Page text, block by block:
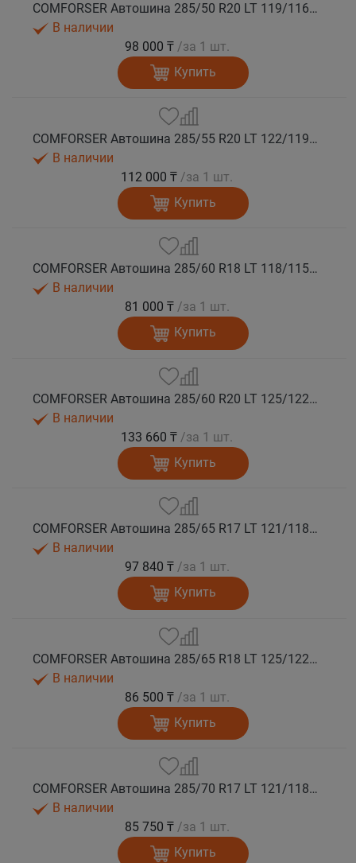
COMFORSER Автошина 285/50 R20 LT 119/116S CF1100 10PR RWL лето
В наличии
98 000 ₸ /за 1 шт.
Купить
COMFORSER Автошина 285/55 R20 LT 122/119S CF1100 10PR RWL лето
В наличии
112 000 ₸ /за 1 шт.
Купить
COMFORSER Автошина 285/60 R18 LT 118/115S CF1100 8PR RWL лето
В наличии
81 000 ₸ /за 1 шт.
Купить
COMFORSER Автошина 285/60 R20 LT 125/122S CF1100 10PR RWL лето
В наличии
133 660 ₸ /за 1 шт.
Купить
COMFORSER Автошина 285/65 R17 LT 121/118S CF1100 10PR RWL лето
В наличии
97 840 ₸ /за 1 шт.
Купить
COMFORSER Автошина 285/65 R18 LT 125/122S CF1100 10PR RWL лето
В наличии
86 500 ₸ /за 1 шт.
Купить
COMFORSER Автошина 285/70 R17 LT 121/118S CF1100 10PR RWL лето
В наличии
85 750 ₸ /за 1 шт.
Купить